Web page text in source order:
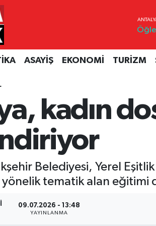
Öğle
ASAYİŞ EKONOMİ TURİZM
kadın
Belediyesi, Yerel
tematik alan eğitimi
09.07.2026 - 13:48
YAYINLANMA
Fikstür